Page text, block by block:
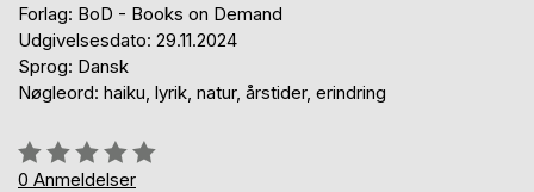
Forlag: BoD - Books on Demand
Udgivelsesdato: 29.11.2024
Sprog: Dansk
Nøgleord: haiku, lyrik, natur, årstider, erindring
Anmeldelse::
0%
0 Anmeldelser